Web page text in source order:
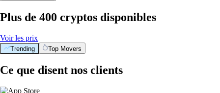
Plus de 400 cryptos disponibles
Voir les prix
Trending Top Movers
Ce que disent nos clients